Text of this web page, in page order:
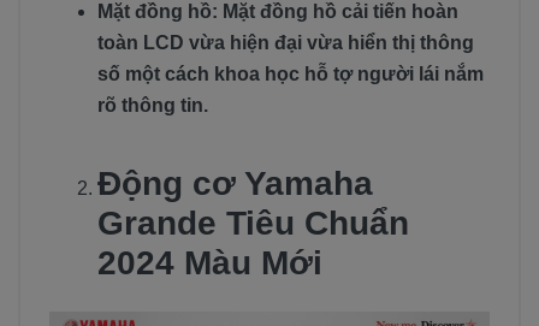
Mặt đồng hồ: Mặt đồng hồ cải tiến hoàn
toàn LCD vừa hiện đại vừa hiển thị thông
số một cách khoa học hỗ tợ người lái nắm
rõ thông tin.
Động cơ Yamaha
Grande Tiêu Chuẩn
2024 Màu Mới